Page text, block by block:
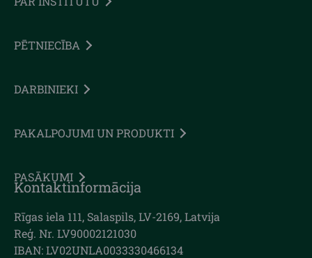
PĒTNIECĪBA
DARBINIEKI
PAKALPOJUMI UN PRODUKTI
PASĀKUMI
Kontaktinformācija
Rīgas iela 111, Salaspils, LV-2169, Latvija
Reģ. Nr. LV90002121030
IBAN: LV02UNLA0033330466134